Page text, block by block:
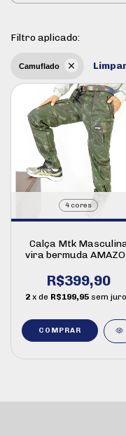
Filtro aplicado:
Camuflado
4 cores
Calça Mtk
vira bermuda
R$399,90
2 x de R$199,95 sem
COMPRAR